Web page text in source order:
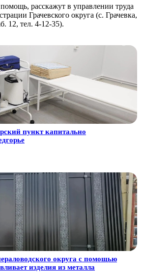
расскажут в управлении труда
Грачевского округа (с. Грачевка,
12, тел. 4-12-35).
пункт капитально
округа с помощью
изделия из металла